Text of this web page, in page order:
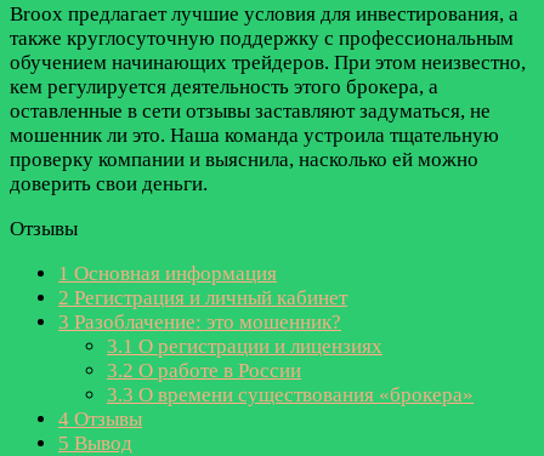
Broox предлагает лучшие условия для инвестирования, а
также круглосуточную поддержку с профессиональным
обучением начинающих трейдеров. При этом неизвестно,
кем регулируется деятельность этого брокера, а
оставленные в сети отзывы заставляют задуматься, не
мошенник ли это. Наша команда устроила тщательную
проверку компании и выяснила, насколько ей можно
доверить свои деньги.
Отзывы
1 Основная информация
2 Регистрация и личный кабинет
3 Разоблачение: это мошенник?
3.1 О регистрации и лицензиях
3.2 О работе в России
3.3 О времени существования «брокера»
4 Отзывы
5 Вывод